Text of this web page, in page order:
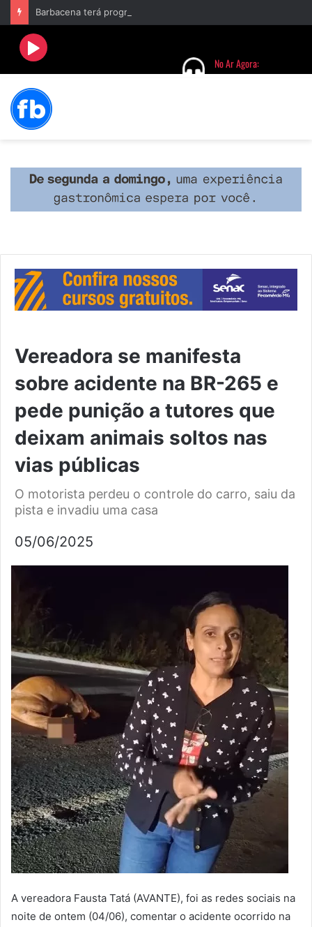
Vereadora se manifesta
sobre acidente na BR-265 e
pede punição a tutores que
deixam animais soltos nas
vias públicas
O motorista perdeu o controle do carro, saiu da
pista e invadiu uma casa
05/06/2025
A vereadora Fausta Tatá (AVANTE), foi as redes sociais na
noite de ontem (04/06), comentar o acidente ocorrido na